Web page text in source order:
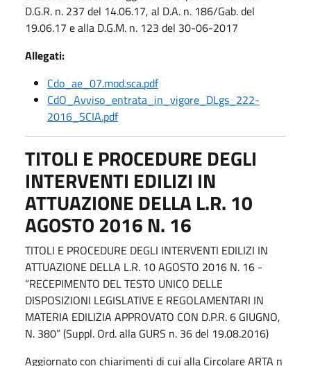
D.G.R. n. 237 del 14.06.17, al D.A. n. 186/Gab. del
19.06.17 e alla D.G.M. n. 123 del 30-06-2017
Allegati:
Cdo_ae_07.mod.sca.pdf
CdO_Avviso_entrata_in_vigore_DLgs_222-
2016_SCIA.pdf
TITOLI E PROCEDURE DEGLI
INTERVENTI EDILIZI IN
ATTUAZIONE DELLA L.R. 10
AGOSTO 2016 N. 16
TITOLI E PROCEDURE DEGLI INTERVENTI EDILIZI IN
ATTUAZIONE DELLA L.R. 10 AGOSTO 2016 N. 16 -
“RECEPIMENTO DEL TESTO UNICO DELLE
DISPOSIZIONI LEGISLATIVE E REGOLAMENTARI IN
MATERIA EDILIZIA APPROVATO CON D.P.R. 6 GIUGNO,
N. 380” (Suppl. Ord. alla GURS n. 36 del 19.08.2016)
Aggiornato con chiarimenti di cui alla Circolare ARTA n